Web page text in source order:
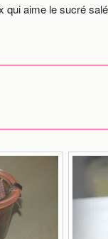
qui aime le sucré